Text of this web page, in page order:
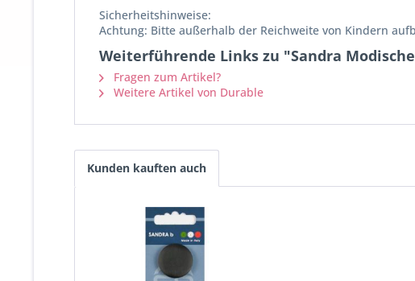
Sicherheitshinweise:
Achtung: Bitte außerhalb der Reichweite von Kindern
Weiterführende Links zu "Sandra
Fragen zum Artikel?
Weitere Artikel von Durable
Kunden kauften auch